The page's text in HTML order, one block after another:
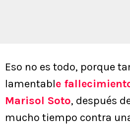
Eso no es todo, porque
lamentable
Marisol Soto, después
mucho tiempo contra